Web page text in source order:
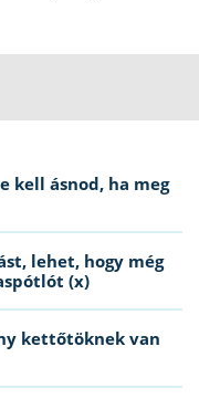
kell ásnod, ha meg
lehet, hogy még
(x)
kettőtöknek van